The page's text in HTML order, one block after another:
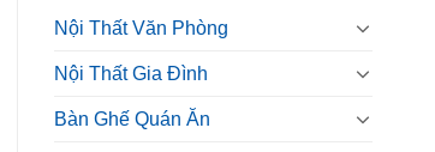
Nội Thất Văn Phòng
Nội Thất Gia Đình
Bàn Ghế Quán Ăn